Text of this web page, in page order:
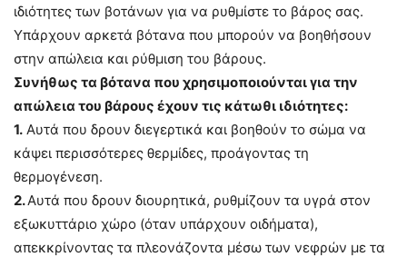
ιδιότητες των βοτάνων για να ρυθμίστε το βάρος σας.
Υπάρχουν αρκετά βότανα που μπορούν να βοηθήσουν
στην απώλεια και ρύθμιση του βάρους.
Συνήθως τα βότανα που χρησιμοποιούνται για την
απώλεια του βάρους έχουν τις κάτωθι ιδιότητες:
1. Αυτά που δρουν διεγερτικά και βοηθούν το σώμα να
κάψει περισσότερες θερμίδες, προάγοντας τη
θερμογένεση.
2.Αυτά που δρουν διουρητικά, ρυθμίζουν τα υγρά στον
εξωκυττάριο χώρο (όταν υπάρχουν οιδήματα),
απεκκρίνοντας τα πλεονάζοντα μέσω των νεφρών με τα